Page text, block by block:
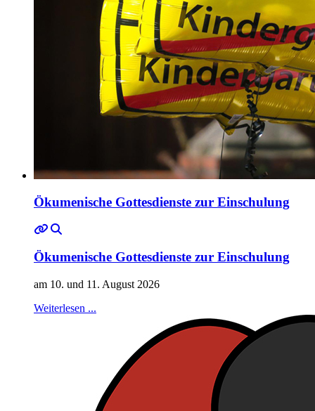
Ökumenische Gottesdienste zur Einschulung
Ökumenische Gottesdienste zur Einschulung
am 10. und 11. August 2026
Weiterlesen ...